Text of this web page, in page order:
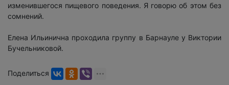
изменившегося пищевого поведения. Я говорю об этом без
сомнений.
Елена Ильинична проходила группу в Барнауле у Виктории
Бучельниковой.
Поделиться